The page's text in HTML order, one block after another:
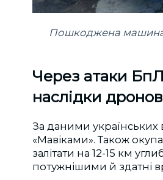
Пошкоджена машина
Через атаки
наслідки
За даними українських
«Мавіками». Також
залітати на 12-15 км
потужнішими й здатні